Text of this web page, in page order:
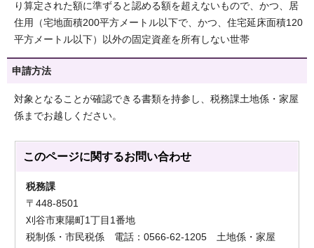
り算定された額に準ずると認める額を超えないもので、かつ、居
住用（宅地面積200平方メートル以下で、かつ、住宅延床面積120
平方メートル以下）以外の固定資産を所有しない世帯
申請方法
対象となることが確認できる書類を持参し、税務課土地係・家屋
係までお越しください。
このページに関するお問い合わせ
税務課
〒448-8501
刈谷市東陽町1丁目1番地
税制係・市民税係 電話：0566-62-1205 土地係・家屋